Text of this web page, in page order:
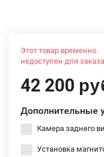
Этот товар временно
недоступен для заказа
42 200
Дополнительные
Камера заднего
Установка